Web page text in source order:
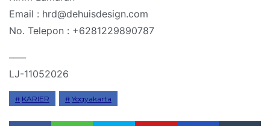
Email : hrd@dehuisdesign.com
No. Telepon : +6281229890787
LJ-11052026
KARIER Yogyakarta